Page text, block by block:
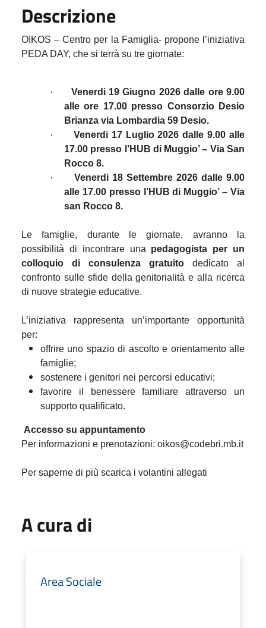
Descrizione
OIKOS – Centro per la Famiglia- propone l’iniziativa
PEDA DAY, che si terrà su tre giornate:
· Venerdi 19 Giugno 2026 dalle ore 9.00
alle ore 17.00 presso Consorzio Desio
Brianza via Lombardia 59 Desio.
·
Venerdi 17 Luglio 2026 dalle 9.00 alle
17.00 presso l’HUB di Muggio’ – Via San
Rocco 8.
·
Venerdi 18 Settembre 2026 dalle 9.00
alle 17.00 presso l’HUB di Muggio’ – Via
san Rocco 8.
Le famiglie, durante le giornate, avranno la
possibilità di incontrare una pedagogista per un
colloquio di consulenza gratuito dedicato al
confronto sulle sfide della genitorialità e alla ricerca
di nuove strategie educative.
L’iniziativa rappresenta un’importante opportunità
per:
offrire uno spazio di ascolto e orientamento alle
famiglie;
sostenere i genitori nei percorsi educativi;
favorire il benessere familiare attraverso un
supporto qualificato.
Accesso su appuntamento
Per informazioni e prenotazioni: oikos@codebri.mb.it
Per saperne di più scarica i volantini allegati
A cura di
Area Sociale